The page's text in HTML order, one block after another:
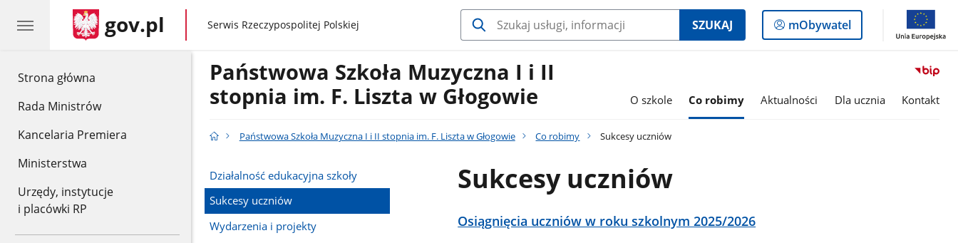
Strona główna
Rada Ministrów
Kancelaria Premiera
Ministerstwa
Urzędy, instytucje
i placówki RP
gov.pl gov.pl
Serwis Rzeczypospolitej Polskiej SZUKAJ
Logowanie
do
mObywatel
Państwowa Szkoła Muzyczna I i II
stopnia im. F. Liszta w Głogowie
O szkole Co robimy Aktualności Dla ucznia Kontakt
Państwowa Szkoła Muzyczna I i II stopnia im. F. Liszta w Głogowie Co robimy Sukcesy uczniów
Działalność edukacyjna szkoły
Sukcesy uczniów
Wydarzenia i projekty
Sukcesy uczniów
Osiągnięcia uczniów w roku szkolnym 2025/2026